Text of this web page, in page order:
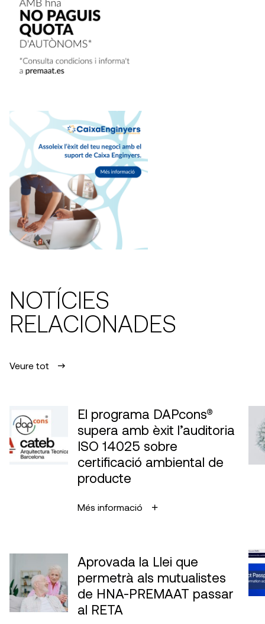
NOTÍCIES
RELACIONADES
Veure tot
El programa DAPcons®
supera amb èxit l’auditoria
ISO 14025 sobre
certificació ambiental de
producte
Més informació
Aprovada la Llei que
permetrà als mutualistes
de HNA-PREMAAT passar
al RETA